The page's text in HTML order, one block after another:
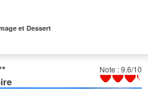
et Dessert
Note : 9.6/10